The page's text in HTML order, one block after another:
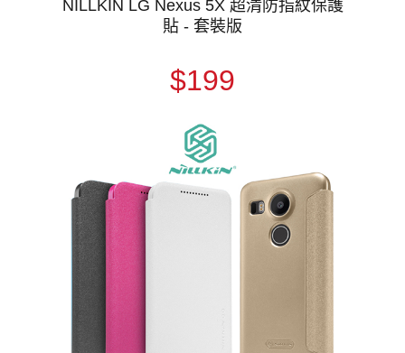
NILLKIN LG Nexus 5X 超清防指紋保護
貼 - 套裝版
$199